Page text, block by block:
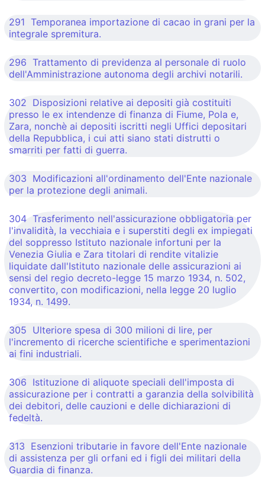
291 Temporanea importazione di cacao in grani per la
integrale spremitura.
296 Trattamento di previdenza al personale di ruolo
dell'Amministrazione autonoma degli archivi notarili.
302 Disposizioni relative ai depositi già costituiti
presso le ex intendenze di finanza di Fiume, Pola e,
Zara, nonchè ai depositi iscritti negli Uffici depositari
della Repubblica, i cui atti siano stati distrutti o
smarriti per fatti di guerra.
303 Modificazioni all'ordinamento dell'Ente nazionale
per la protezione degli animali.
304 Trasferimento nell'assicurazione obbligatoria per
l'invalidità, la vecchiaia e i superstiti degli ex impiegati
del soppresso Istituto nazionale infortuni per la
Venezia Giulia e Zara titolari di rendite vitalizie
liquidate dall'Istituto nazionale delle assicurazioni ai
sensi del regio decreto-legge 15 marzo 1934, n. 502,
convertito, con modificazioni, nella legge 20 luglio
1934, n. 1499.
305 Ulteriore spesa di 300 milioni di lire, per
l'incremento di ricerche scientifiche e sperimentazioni
ai fini industriali.
306 Istituzione di aliquote speciali dell'imposta di
assicurazione per i contratti a garanzia della solvibilità
dei debitori, delle cauzioni e delle dichiarazioni di
fedeltà.
313 Esenzioni tributarie in favore dell'Ente nazionale
di assistenza per gli orfani ed i figli dei militari della
Guardia di finanza.